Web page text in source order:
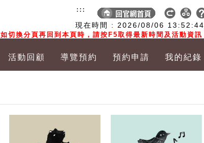
現在時間 : 2026/08/06 13:52:45
如切換分頁再回到本頁時，請按F5取得最新時間及活動資訊
:::
活動回顧 導覽預約 預約申請 我的紀錄